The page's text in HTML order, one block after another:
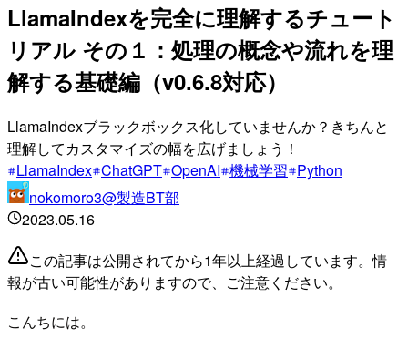
LlamaIndexを完全に理解するチュート
リアル その１：処理の概念や流れを理
解する基礎編（v0.6.8対応）
LlamaIndexブラックボックス化していませんか？きちんと
理解してカスタマイズの幅を広げましょう！
LlamaIndex ChatGPT OpenAI 機械学習 Python
nokomoro3@製造BT部
2023.05.16
この記事は公開されてから1年以上経過しています。情
報が古い可能性がありますので、ご注意ください。
こんちには。